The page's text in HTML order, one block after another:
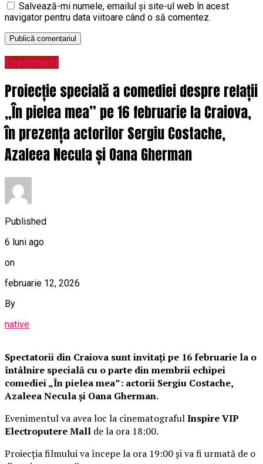
Salvează-mi numele, emailul și site-ul web în acest
navigator pentru data viitoare când o să comentez.
Eveniment
Proiecție specială a comediei despre relații
„În pielea mea” pe 16 februarie la Craiova,
în prezența actorilor Sergiu Costache,
Azaleea Necula și Oana Gherman
Published
6 luni ago
on
februarie 12, 2026
By
native
Spectatorii din Craiova sunt invitați pe 16 februarie la o
întâlnire specială cu o parte din membrii echipei
comediei „În pielea mea”: actorii Sergiu Costache,
Azaleea Necula și Oana Gherman.
Evenimentul va avea loc la cinematografulInspire VIP
Electroputere Mall de la ora 18:00.
Proiecția filmului va începe la ora 19:00 și va fi urmată de o